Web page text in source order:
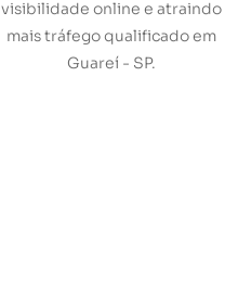
visibilidade online e atraindo
mais tráfego qualificado em
Guareí - SP.